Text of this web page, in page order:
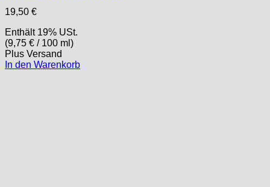
19,50 €
Enthält 19% USt.
(9,75 € / 100 ml)
Plus Versand
In den Warenkorb